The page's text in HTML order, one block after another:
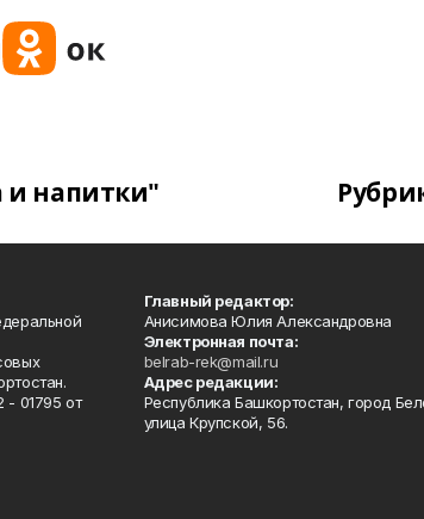
и напитки"
01795 от
Главный редактор:
Анисимова Юлия Александровна
Электронная почта:
belrab-rek@mail.ru
Адрес редакции:
Республика Башкортостан, город
улица Крупской, 56.